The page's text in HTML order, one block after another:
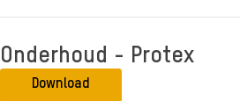
Onderhoud - Protex
Download